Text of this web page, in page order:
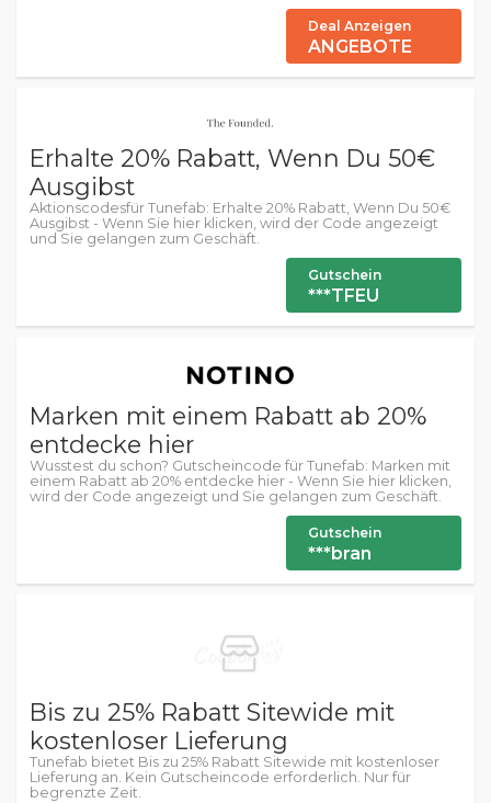
Deal Anzeigen
ANGEBOTE
Erhalte 20% Rabatt, Wenn Du 50€
Ausgibst
Aktionscodesfür Tunefab: Erhalte 20% Rabatt, Wenn Du 50€
Ausgibst - Wenn Sie hier klicken, wird der Code angezeigt
und Sie gelangen zum Geschäft.
Gutschein
***TFEU
Marken mit einem Rabatt ab 20%
entdecke hier
Wusstest du schon? Gutscheincode für Tunefab: Marken mit
einem Rabatt ab 20% entdecke hier - Wenn Sie hier klicken,
wird der Code angezeigt und Sie gelangen zum Geschäft.
Gutschein
***bran
Bis zu 25% Rabatt Sitewide mit
kostenloser Lieferung
Tunefab bietet Bis zu 25% Rabatt Sitewide mit kostenloser
Lieferung an. Kein Gutscheincode erforderlich. Nur für
begrenzte Zeit.